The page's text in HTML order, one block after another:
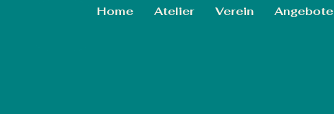
Home Atelier Verein Angebote